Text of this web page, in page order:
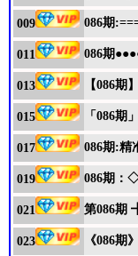
009 086期
011 086期
013 【086
015 「086
017 086期:精
019 086期
021 第086期
023 《086期